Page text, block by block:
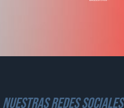
nuestras redes sociales